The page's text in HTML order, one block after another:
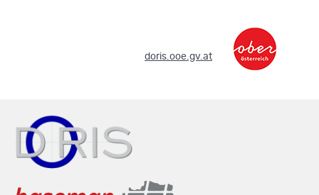
doris.ooe.gv.at.